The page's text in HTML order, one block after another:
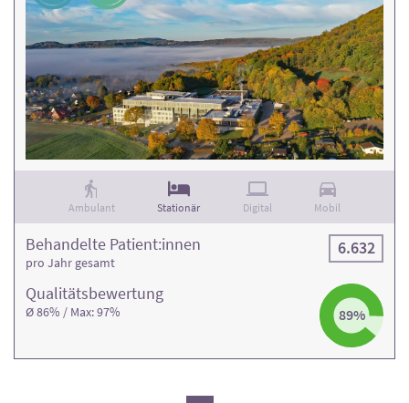
Ambulant Stationär Digital Mobil
Qualitäts­bewertung
Ø 86% / Max: 97% 89%
Behandelte Patient:innen
pro Jahr gesamt
6.632